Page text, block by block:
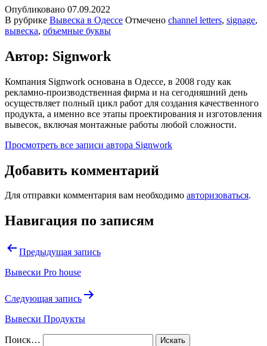
Опубликовано 07.09.2022
В рубрике Вывеска в Одессе Отмечено channel letters, signage,
вывеска, объемные буквы
Автор: Signwork
Компания Signwork основана в Одессе, в 2008 году как
рекламно-производственная фирма и на сегодняшний день
осуществляет полный цикл работ для создания качественного
продукта, а именно все этапы проектирования и изготовления
вывесок, включая монтажные работы любой сложности.
Просмотреть все записи автора Signwork
Добавить комментарий
Для отправки комментария вам необходимо авторизоваться.
Навигация по записям
Предыдущая запись
Вывески Pro house
Следующая запись
Вывески Продукты
Поиск…